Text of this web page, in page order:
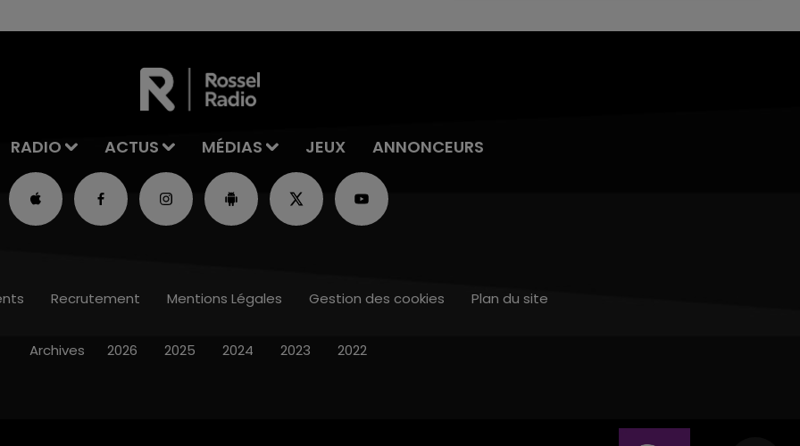
RADIO ACTUS MÉDIAS JEUX ANNONCEURS
Recrutement Mentions Légales Gestion des cookies Plan du site
Archives 2026 2025 2024 2023 2022